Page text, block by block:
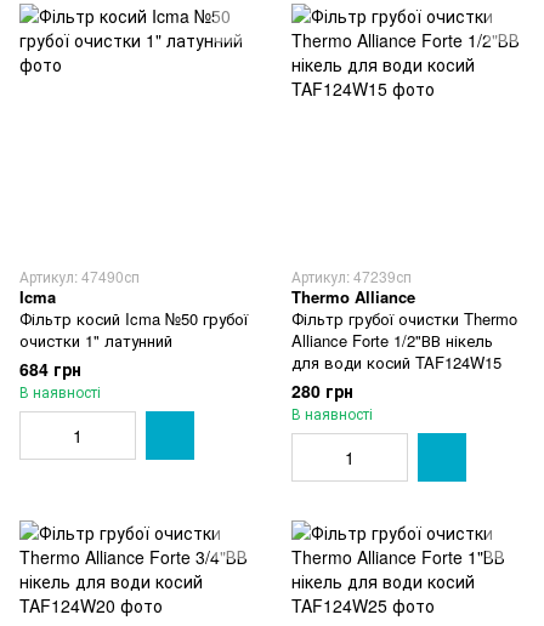
Артикул: 47490сп
Icma
Фільтр косий Icma №50 грубої
очистки 1" латунний
684 грн
В наявності
Артикул: 47239сп
Thermo Alliance
Фільтр грубої очистки Thermo
Alliance Forte 1/2"ВВ нікель
для води косий TAF124W15
280 грн
В наявності